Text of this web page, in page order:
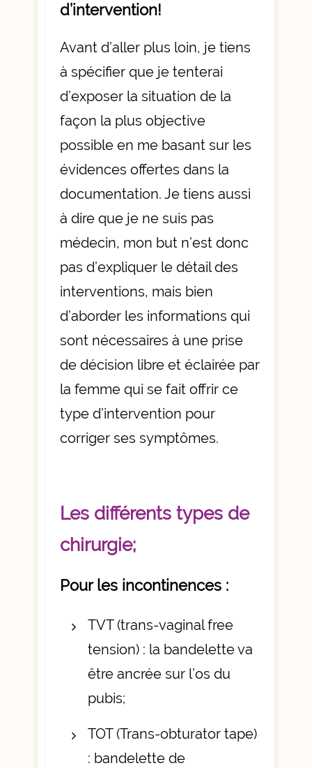
d’intervention!
Avant d’aller plus loin, je tiens
à spécifier que je tenterai
d’exposer la situation de la
façon la plus objective
possible en me basant sur les
évidences offertes dans la
documentation. Je tiens aussi
à dire que je ne suis pas
médecin, mon but n’est donc
pas d’expliquer le détail des
interventions, mais bien
d’aborder les informations qui
sont nécessaires à une prise
de décision libre et éclairée par
la femme qui se fait offrir ce
type d’intervention pour
corriger ses symptômes.
Les différents types de
chirurgie;
Pour les incontinences :
TVT (trans-vaginal free
tension) : la bandelette va
être ancrée sur l’os du
pubis;
TOT (Trans-obturator tape)
: bandelette de